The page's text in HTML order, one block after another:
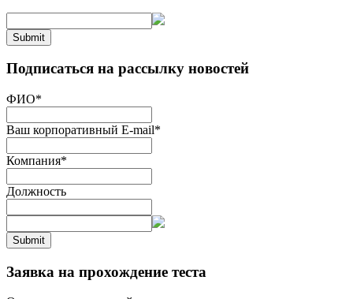
Submit
Подписаться на рассылку новостей
ФИО*
Ваш корпоративный E-mail*
Компания*
Должность
Submit
Заявка на прохождение теста